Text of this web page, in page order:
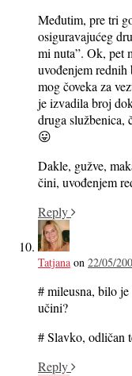
Međutim, pre tri
osiguravajućeg
mi nuta”. Ok, pet
uvođenjem rednih
mog čoveka za
je izvadila broj
druga službenica,
😛
Dakle, gužve,
čini, uvođenjem
Reply
Tatjana on 22/05/
# mileusna, bilo
učini?
# Slavko, odličan
Reply